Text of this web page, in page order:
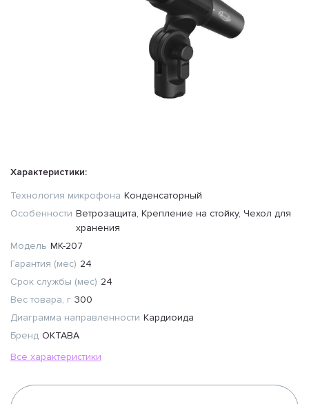
Характеристики:
Технология микрофона Конденсаторный
Особенности Ветрозащита, Крепление на стойку, Чехол для
хранения
Модель МК-207
Гарантия (мес) 24
Срок службы (мес) 24
Вес товара, г 300
Диаграмма направленности Кардиоида
Бренд ОКТАВА
Все характеристики